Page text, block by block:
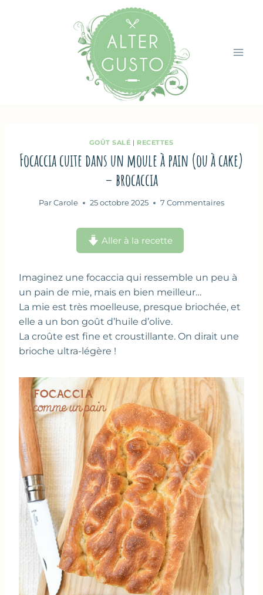
GOÛT SALÉ | RECETTES
Focaccia cuite dans un moule à pain (ou à cake)
– brocaccia
Par Carole 25 octobre 2025 7 Commentaires
Aller à la recette
Imaginez une focaccia qui ressemble un peu à
un pain de mie, mais en bien meilleur…
La mie est très moelleuse, presque briochée, et
elle a un bon goût d’huile d’olive.
La croûte est fine et croustillante. On dirait une
brioche ultra-légère !